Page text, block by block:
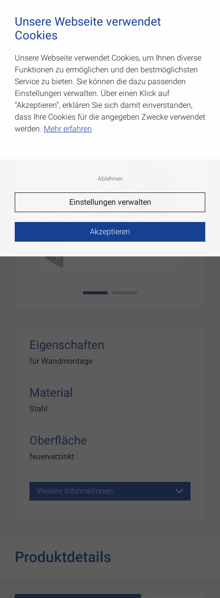
Torfeststeller
Art.-Nr.: 000090001Z
1
Eigenschaften
für Wandmontage
Material
Stahl
Oberfläche
feuerverzinkt
Weitere Informationen
Produktdetails
Unsere Webseite verwendet
Cookies
Unsere Webseite verwendet Cookies, um Ihnen diverse
Funktionen zu ermöglichen und den bestmöglichsten
Service zu bieten. Sie können die dazu passenden
Einstellungen verwalten. Über einen Klick auf
“Akzeptieren”, erklären Sie sich damit einverstanden,
dass Ihre Cookies für die angegeben Zwecke verwendet
werden. Mehr erfahren
Ablehnen
Einstellungen verwalten
Akzeptieren